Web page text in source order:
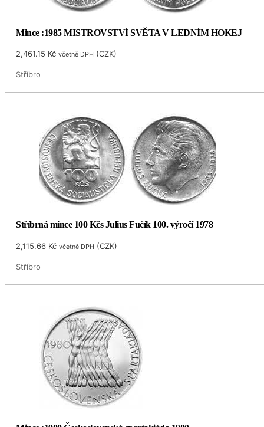
Mince :1985 MISTROVSTVÍ SVĚTA V LEDNÍM HOKEJ
2,461.15 Kč včetně DPH (CZK)
Stříbro
Stříbrná mince 100 Kčs Julius Fučík 100. výročí 1978
2,115.66 Kč včetně DPH (CZK)
Stříbro